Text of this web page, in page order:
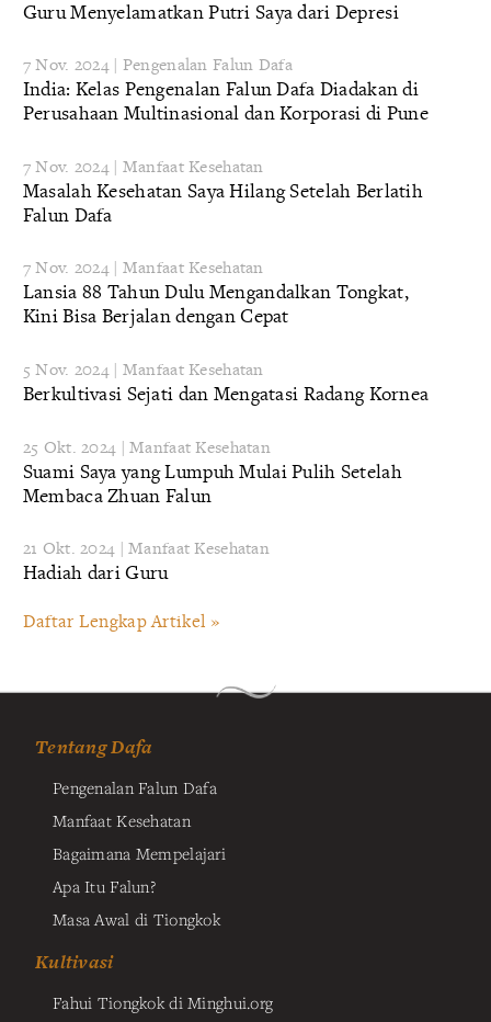
Guru Menyelamatkan Putri Saya dari Depresi
7 Nov. 2024 | Pengenalan Falun Dafa
India: Kelas Pengenalan Falun Dafa Diadakan di
Perusahaan Multinasional dan Korporasi di Pune
7 Nov. 2024 | Manfaat Kesehatan
Masalah Kesehatan Saya Hilang Setelah Berlatih
Falun Dafa
7 Nov. 2024 | Manfaat Kesehatan
Lansia 88 Tahun Dulu Mengandalkan Tongkat,
Kini Bisa Berjalan dengan Cepat
5 Nov. 2024 | Manfaat Kesehatan
Berkultivasi Sejati dan Mengatasi Radang Kornea
25 Okt. 2024 | Manfaat Kesehatan
Suami Saya yang Lumpuh Mulai Pulih Setelah
Membaca Zhuan Falun
21 Okt. 2024 | Manfaat Kesehatan
Hadiah dari Guru
Daftar Lengkap Artikel »
Tentang Dafa
Pengenalan Falun Dafa
Manfaat Kesehatan
Bagaimana Mempelajari
Apa Itu Falun?
Masa Awal di Tiongkok
Kultivasi
Fahui Tiongkok di Minghui.org